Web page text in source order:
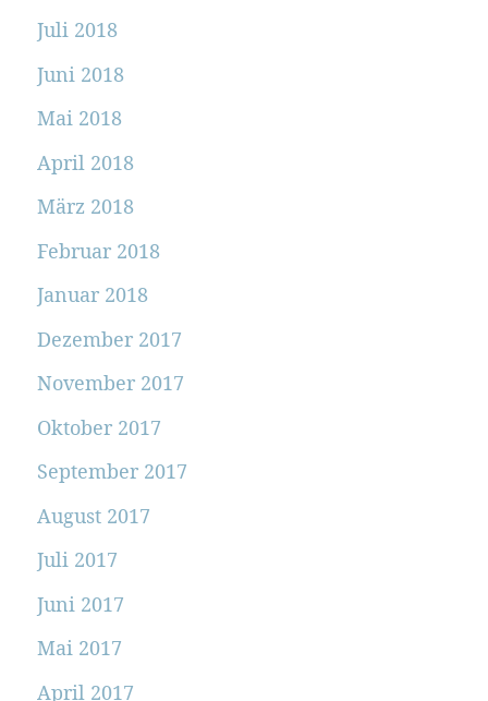
Juli 2018
Juni 2018
Mai 2018
April 2018
März 2018
Februar 2018
Januar 2018
Dezember 2017
November 2017
Oktober 2017
September 2017
August 2017
Juli 2017
Juni 2017
Mai 2017
April 2017